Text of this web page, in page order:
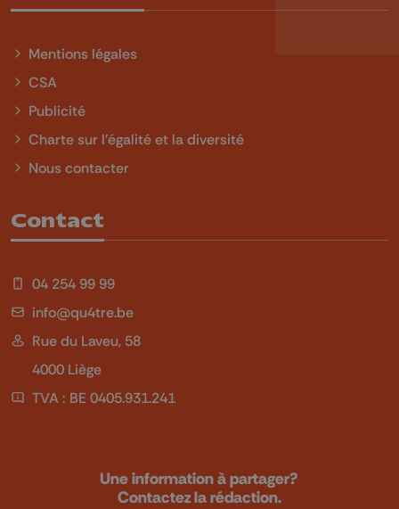
Mentions légales
CSA
Publicité
Charte sur l'égalité et la diversité
Nous contacter
Contact
04 254 99 99
info@qu4tre.be
Rue du Laveu, 58
4000 Liège
TVA : BE 0405.931.241
Une information à partager?
Contactez la rédaction.